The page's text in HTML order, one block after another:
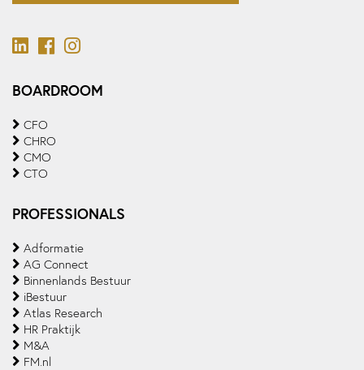
BOARDROOM
CFO
CHRO
CMO
CTO
PROFESSIONALS
Adformatie
AG Connect
Binnenlands Bestuur
iBestuur
Atlas Research
HR Praktijk
M&A
FM.nl